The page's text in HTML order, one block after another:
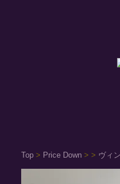
Top > Price Down > > ヴィ